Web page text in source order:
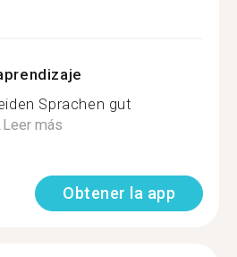
Sprachen gut
Leer más
Obtener la app